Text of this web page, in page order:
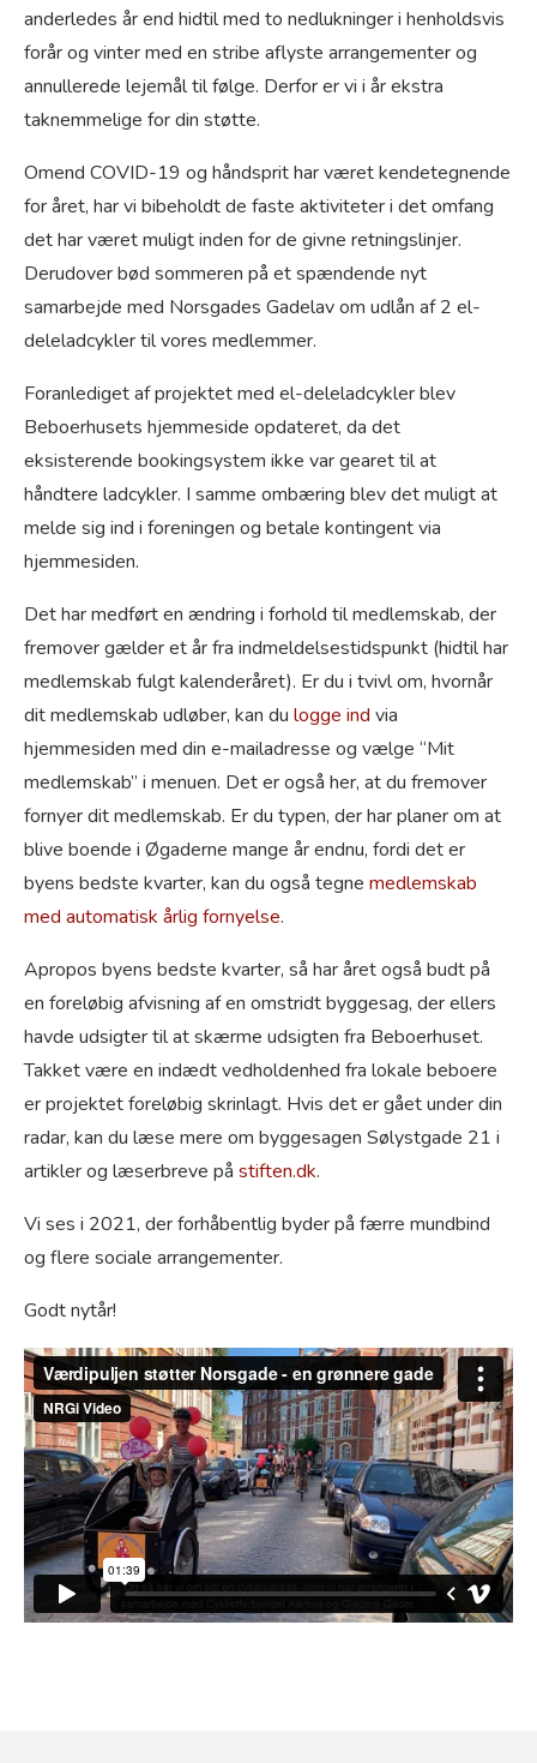
anderledes år end hidtil med to nedlukninger i henholdsvis
forår og vinter med en stribe aflyste arrangementer og
annullerede lejemål til følge. Derfor er vi i år ekstra
taknemmelige for din støtte.
Omend COVID-19 og håndsprit har været kendetegnende
for året, har vi bibeholdt de faste aktiviteter i det omfang
det har været muligt inden for de givne retningslinjer.
Derudover bød sommeren på et spændende nyt
samarbejde med Norsgades Gadelav om udlån af 2 el-
deleladcykler til vores medlemmer.
Foranlediget af projektet med el-deleladcykler blev
Beboerhusets hjemmeside opdateret, da det
eksisterende bookingsystem ikke var gearet til at
håndtere ladcykler. I samme ombæring blev det muligt at
melde sig ind i foreningen og betale kontingent via
hjemmesiden.
Det har medført en ændring i forhold til medlemskab, der
fremover gælder et år fra indmeldelsestidspunkt (hidtil har
medlemskab fulgt kalenderåret). Er du i tvivl om, hvornår
dit medlemskab udløber, kan du logge ind via
hjemmesiden med din e-mailadresse og vælge “Mit
medlemskab” i menuen. Det er også her, at du fremover
fornyer dit medlemskab. Er du typen, der har planer om at
blive boende i Øgaderne mange år endnu, fordi det er
byens bedste kvarter, kan du også tegne medlemskab
med automatisk årlig fornyelse.
Apropos byens bedste kvarter, så har året også budt på
en foreløbig afvisning af en omstridt byggesag, der ellers
havde udsigter til at skærme udsigten fra Beboerhuset.
Takket være en indædt vedholdenhed fra lokale beboere
er projektet foreløbig skrinlagt. Hvis det er gået under din
radar, kan du læse mere om byggesagen Sølystgade 21 i
artikler og læserbreve på stiften.dk.
Vi ses i 2021, der forhåbentlig byder på færre mundbind
og flere sociale arrangementer.
Godt nytår!